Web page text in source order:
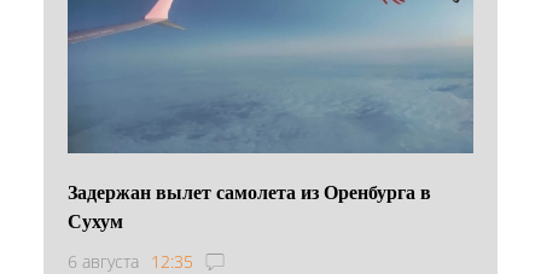
Задержан вылет самолета из Оренбурга в
Сухум
6 августа 12:35